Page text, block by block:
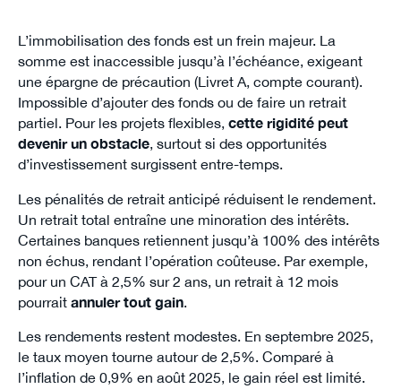
L’immobilisation des fonds est un frein majeur. La
somme est inaccessible jusqu’à l’échéance, exigeant
une épargne de précaution (Livret A, compte courant).
Impossible d’ajouter des fonds ou de faire un retrait
partiel. Pour les projets flexibles, cette rigidité peut
devenir un obstacle, surtout si des opportunités
d’investissement surgissent entre-temps.
Les pénalités de retrait anticipé réduisent le rendement.
Un retrait total entraîne une minoration des intérêts.
Certaines banques retiennent jusqu’à 100% des intérêts
non échus, rendant l’opération coûteuse. Par exemple,
pour un CAT à 2,5% sur 2 ans, un retrait à 12 mois
pourrait annuler tout gain.
Les rendements restent modestes. En septembre 2025,
le taux moyen tourne autour de 2,5%. Comparé à
l’inflation de 0,9% en août 2025, le gain réel est limité.